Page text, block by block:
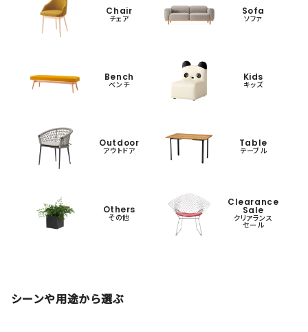
Chair
チェア
Sofa
ソファ
Bench
ベンチ
Kids
キッズ
Outdoor
アウトドア
Table
テーブル
Others
その他
Clearance
Sale
クリアランス
セール
シーンや用途から選ぶ